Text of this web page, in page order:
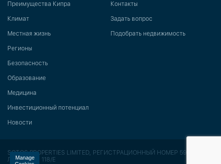
Преимущества Кипра
Климат
Местная жизнь
Регионы
Безопасность
Образование
Медицина
Инвестиционный потенциал
Новости
Контакты
Задать вопрос
Подобрать недвижимость
SOTOS PROPERTIES LIMITED, РЕГИСТРАЦИОННЫЙ НОМЕР 591,
ЛИЦЕНЗИЯ 118/E
Manage